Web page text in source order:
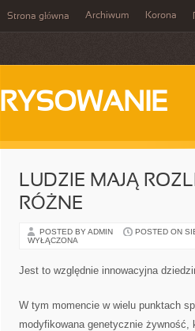
Strona główna Archiwum Korona
RYSOWANIE
LUDZIE MAJĄ
RÓŻNE
POSTED BY ADMIN POSTED ON
WYŁĄCZONA
Jest to względnie innowacyjna
W tym momencie w wielu punktach
modyfikowana genetycznie żywność,